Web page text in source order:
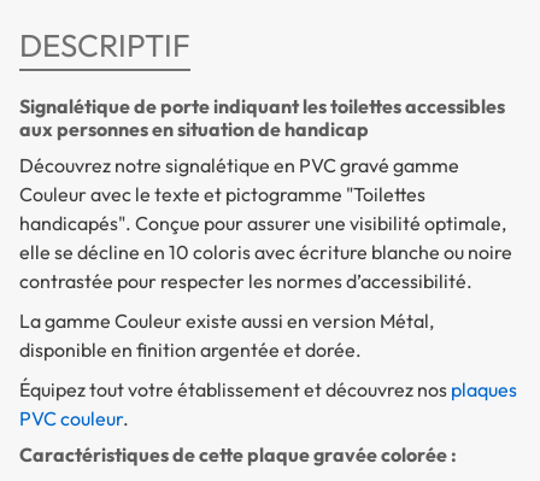
DESCRIPTIF
Signalétique de porte indiquant les toilettes accessibles
aux personnes en situation de handicap
Découvrez notre signalétique en PVC gravé gamme
Couleur avec le texte et pictogramme "Toilettes
handicapés". Conçue pour assurer une visibilité optimale,
elle se décline en 10 coloris avec écriture blanche ou noire
contrastée pour respecter les normes d’accessibilité.
La gamme Couleur existe aussi en version Métal,
disponible en finition argentée et dorée.
Équipez tout votre établissement et découvrez nos plaques
PVC couleur.
Caractéristiques de cette plaque gravée colorée :